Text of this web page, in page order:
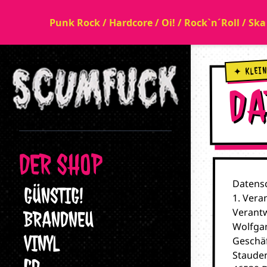
Punk Rock / Hardcore / Oi! / Rock`n´Roll /
DER SHOP
GÜNSTIG!
BRANDNEU
VINYL
1.